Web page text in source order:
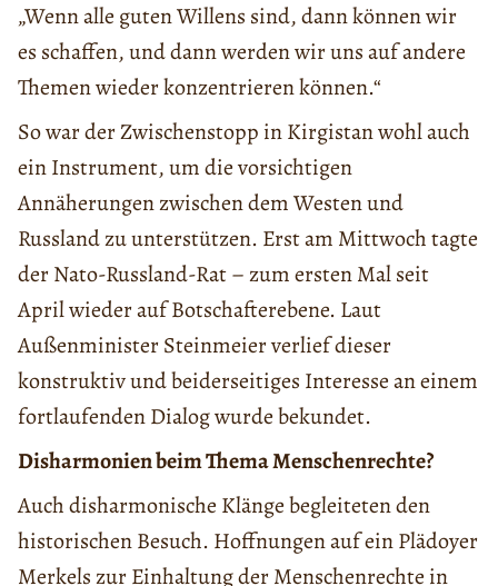
„Wenn alle guten Willens sind, dann können wir
es schaffen, und dann werden wir uns auf andere
Themen wieder konzentrieren können.“
So war der Zwischenstopp in Kirgistan wohl auch
ein Instrument, um die vorsichtigen
Annäherungen zwischen dem Westen und
Russland zu unterstützen. Erst am Mittwoch tagte
der Nato-Russland-Rat – zum ersten Mal seit
April wieder auf Botschafterebene. Laut
Außenminister Steinmeier verlief dieser
konstruktiv und beiderseitiges Interesse an einem
fortlaufenden Dialog wurde bekundet.
Disharmonien beim Thema Menschenrechte?
Auch disharmonische Klänge begleiteten den
historischen Besuch. Hoffnungen auf ein Plädoyer
Merkels zur Einhaltung der Menschenrechte in